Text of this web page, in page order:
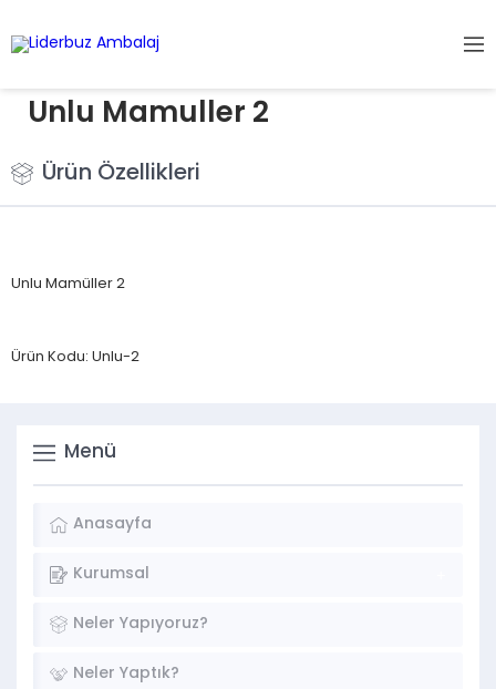
Unlu Mamuller 2
Ürün Özellikleri
Unlu Mamüller 2
Ürün Kodu: Unlu-2
Menü
Anasayfa
Kurumsal
Neler Yapıyoruz?
Neler Yaptık?